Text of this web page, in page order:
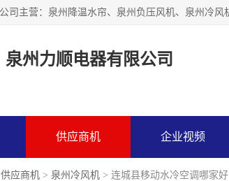
泉州力顺电器有限公司
供应商机 企业视频
供应商机 > 泉州冷风机 > 连城县移动水冷空调哪家好